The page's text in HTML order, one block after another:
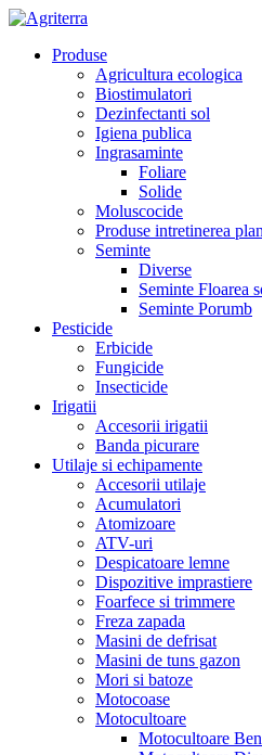
Produse
Agricultura ecologica
Biostimulatori
Dezinfectanti sol
Igiena publica
Ingrasaminte
Foliare
Solide
Moluscocide
Produse intretinerea
Seminte
Diverse
Seminte Floarea
Seminte Porumb
Pesticide
Erbicide
Fungicide
Insecticide
Irigatii
Accesorii irigatii
Banda picurare
Utilaje si echipamente
Accesorii utilaje
Acumulatori
Atomizoare
ATV-uri
Despicatoare lemne
Dispozitive imprastiere
Foarfece si trimmere
Freza zapada
Masini de defrisat
Masini de tuns gazon
Mori si batoze
Motocoase
Motocultoare
Motocultoare